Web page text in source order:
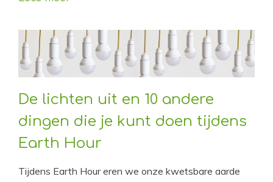
De lichten uit en 10 andere
dingen die je kunt doen tijdens
Earth Hour
Tijdens Earth Hour eren we onze kwetsbare aarde